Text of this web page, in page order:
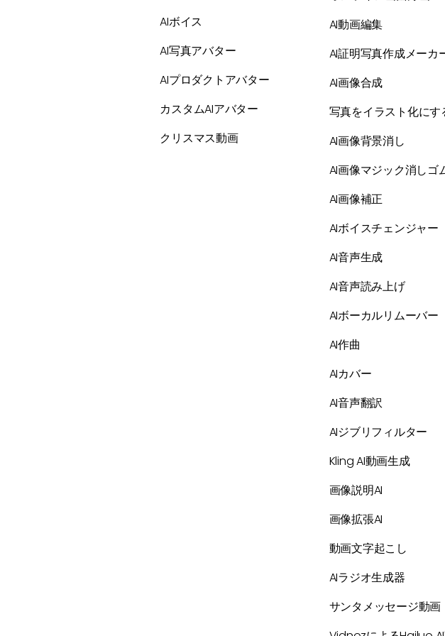
AIボイス
AI写真アバター
AIプロダクトアバター
カスタムAIアバター
クリスマス動画
AI動画編集
AI証明写真作成メーカ
AI画像合成
写真をイラスト化にす
AI画像背景消し
AI画像マジック消しゴ
AI画像補正
AIボイスチェンジャー
AI音声生成
AI音声読み上げ
AIボーカルリムーバー
AI作曲
AIカバー
AI音声翻訳
AIジブリフィルター
Kling AI動画生成
画像説明AI
画像拡張AI
動画文字起こし
AIラジオ生成器
サンタメッセージ動画